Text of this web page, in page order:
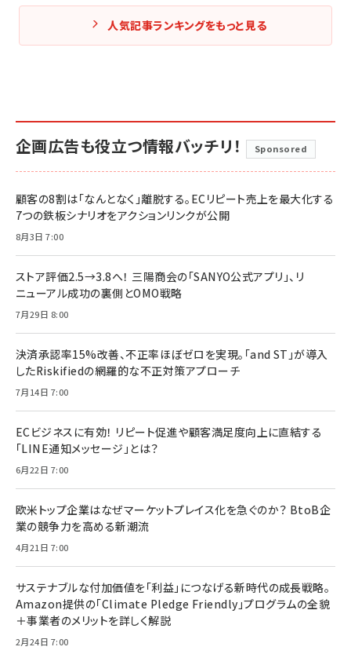
人気記事ランキングをもっと見る
企画広告も役立つ情報バッチリ！ Sponsored
顧客の8割は「なんとなく」離脱する。ECリピート売上を最大化する
7つの鉄板シナリオをアクションリンクが公開
8月3日 7:00
ストア評価2.5→3.8へ！ 三陽商会の「SANYO公式アプリ」、リ
ニューアル成功の裏側とOMO戦略
7月29日 8:00
決済承認率15%改善、不正率ほぼゼロを実現。「and ST」が導入
したRiskifiedの網羅的な不正対策アプローチ
7月14日 7:00
ECビジネスに有効！ リピート促進や顧客満足度向上に直結する
「LINE通知メッセージ」とは？
6月22日 7:00
欧米トップ企業はなぜマーケットプレイス化を急ぐのか？ BtoB企
業の競争力を高める新潮流
4月21日 7:00
サステナブルな付加価値を「利益」につなげる新時代の成長戦略。
Amazon提供の「Climate Pledge Friendly」プログラムの全貌
＋事業者のメリットを詳しく解説
2月24日 7:00